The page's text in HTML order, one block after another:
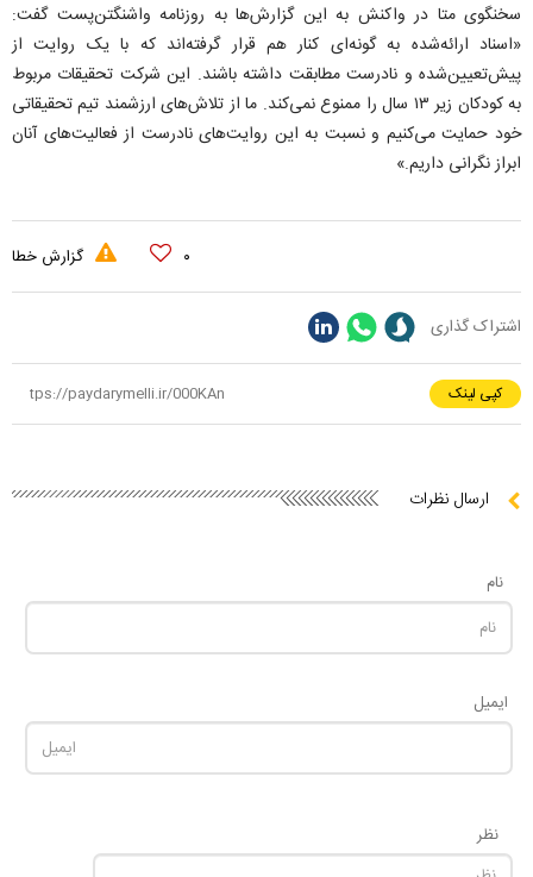
سخنگوی متا در واکنش به این گزارش‌ها به روزنامه واشنگتن‌پست گفت:
«اسناد ارائه‌شده به گونه‌ای کنار هم قرار گرفته‌اند که با یک روایت از
پیش‌تعیین‌شده و نادرست مطابقت داشته باشند. این شرکت تحقیقات مربوط
به کودکان زیر ۱۳ سال را ممنوع نمی‌کند. ما از تلاش‌های ارزشمند تیم تحقیقاتی
خود حمایت می‌کنیم و نسبت به این روایت‌های نادرست از فعالیت‌های آنان
ابراز نگرانی داریم.»
۰ گزارش خطا
اشتراک گذاری
کپی لینک
ارسال نظرات
نام
ایمیل
نظر